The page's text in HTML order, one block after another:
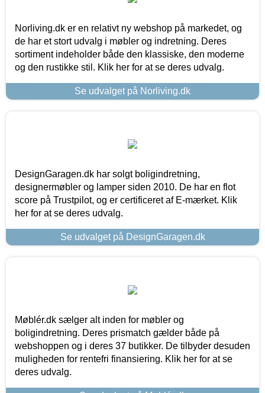
Norliving.dk er en relativt ny webshop på markedet, og
de har et stort udvalg i møbler og indretning. Deres
sortiment indeholder både den klassiske, den moderne
og den rustikke stil. Klik her for at se deres udvalg.
Se udvalget på Norliving.dk
DesignGaragen.dk har solgt boligindretning,
designermøbler og lamper siden 2010. De har en flot
score på Trustpilot, og er certificeret af E-mærket. Klik
her for at se deres udvalg.
Se udvalget på DesignGaragen.dk
Møblér.dk sælger alt inden for møbler og
boligindretning. Deres prismatch gælder både på
webshoppen og i deres 37 butikker. De tilbyder desuden
muligheden for rentefri finansiering. Klik her for at se
deres udvalg.